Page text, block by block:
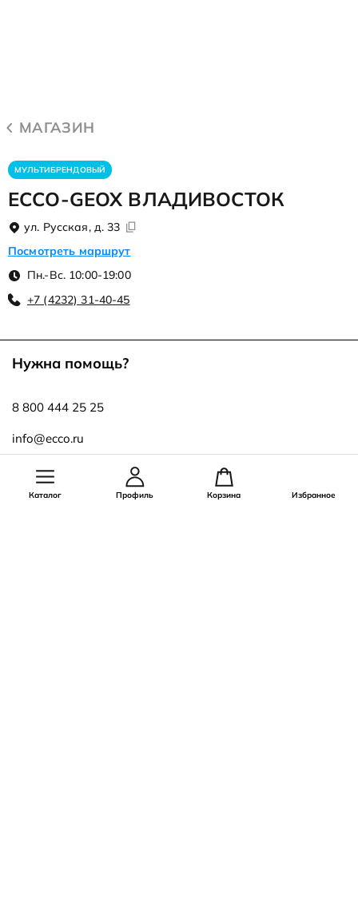
МАГАЗИН
МУЛЬТИБРЕНДОВЫЙ
ЕССО-GEOX ВЛАДИВОСТОК
ул. Русская, д. 33
Посмотреть маршрут
Пн.-Вс. 10:00-19:00
+7 (4232) 31-40-45
Каталог Профиль Корзина Избранное
Нужна помощь?
8 800 444 25 25
info@ecco.ru
Оставайся на связи!